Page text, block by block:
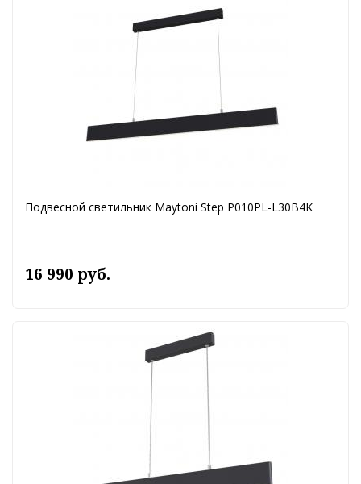
Подвесной светильник Maytoni Step P010PL-L30B4K
16 990 руб.